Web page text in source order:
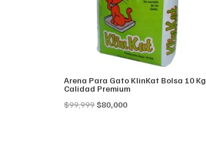
Arena Para Gato KlinKat Bolsa 10 Kg
Calidad Premium
$99,999Original
$80,000Current